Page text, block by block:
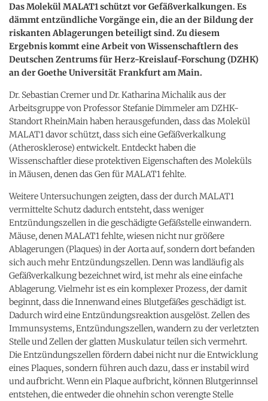
Das Molekül MALAT1 schützt vor Gefäßverkalkungen. Es
dämmt entzündliche Vorgänge ein, die an der Bildung der
riskanten Ablagerungen beteiligt sind. Zu diesem
Ergebnis kommt eine Arbeit von Wissenschaftlern des
Deutschen Zentrums für Herz-Kreislauf-Forschung (DZHK)
an der Goethe Universität Frankfurt am Main.
Dr. Sebastian Cremer und Dr. Katharina Michalik aus der
Arbeitsgruppe von Professor Stefanie Dimmeler am DZHK-
Standort RheinMain haben herausgefunden, dass das Molekül
MALAT1 davor schützt, dass sich eine Gefäßverkalkung
(Atherosklerose) entwickelt. Entdeckt haben die
Wissenschaftler diese protektiven Eigenschaften des Moleküls
in Mäusen, denen das Gen für MALAT1 fehlte.
Weitere Untersuchungen zeigten, dass der durch MALAT1
vermittelte Schutz dadurch entsteht, dass weniger
Entzündungszellen in die geschädigte Gefäßstelle einwandern.
Mäuse, denen MALAT1 fehlte, wiesen nicht nur größere
Ablagerungen (Plaques) in der Aorta auf, sondern dort befanden
sich auch mehr Entzündungszellen. Denn was landläufig als
Gefäßverkalkung bezeichnet wird, ist mehr als eine einfache
Ablagerung. Vielmehr ist es ein komplexer Prozess, der damit
beginnt, dass die Innenwand eines Blutgefäßes geschädigt ist.
Dadurch wird eine Entzündungsreaktion ausgelöst. Zellen des
Immunsystems, Entzündungszellen, wandern zu der verletzten
Stelle und Zellen der glatten Muskulatur teilen sich vermehrt.
Die Entzündungszellen fördern dabei nicht nur die Entwicklung
eines Plaques, sondern führen auch dazu, dass er instabil wird
und aufbricht. Wenn ein Plaque aufbricht, können Blutgerinnsel
entstehen, die entweder die ohnehin schon verengte Stelle